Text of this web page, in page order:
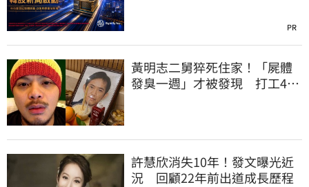
PR
黃明志二舅猝死住家！「屍體
發臭一週」才被發現 打工40
許慧欣消失10年！發文曝光近
況 回顧22年前出道成長歷程